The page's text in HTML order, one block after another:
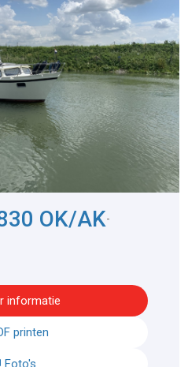
OK/AK-
informatie
printen
Foto's